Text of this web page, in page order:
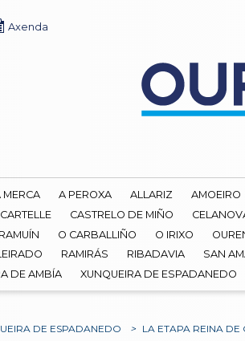
Axenda
MERCA A PEROXA ALLARIZ AMOEIRO
CARTELLE CASTRELO DE MIÑO
O CARBALLIÑO O IRIXO
RAMIRÁS RIBADAVIA SAN
DE AMBÍA XUNQUEIRA DE ESPADANEDO
DE ESPADANEDO > LA ETAPA REINA